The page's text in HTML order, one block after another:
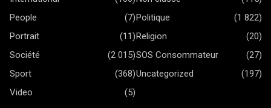
People
(7) Politique
(1 822)
Portrait
(11) Religion
(20)
Société
(2 015)SOS Consommateur
(27)
Sport
(368)Uncategorized
(197)
Video
(5)